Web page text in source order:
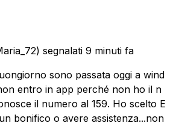
segnalati 9 minuti fa
sono passata oggi a wind
entro in app perché non ho il n
il numero al 159. Ho scelto E
bonifico o avere assistenza...non